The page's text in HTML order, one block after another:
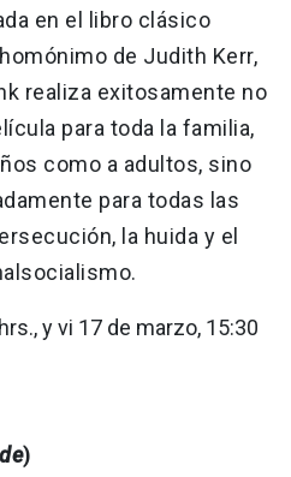
en el libro clásico
de Judith Kerr,
realiza exitosamente no
para toda la familia,
como a adultos, sino
para todas las
la huida y el
y vi 17 de marzo, 15:30
)